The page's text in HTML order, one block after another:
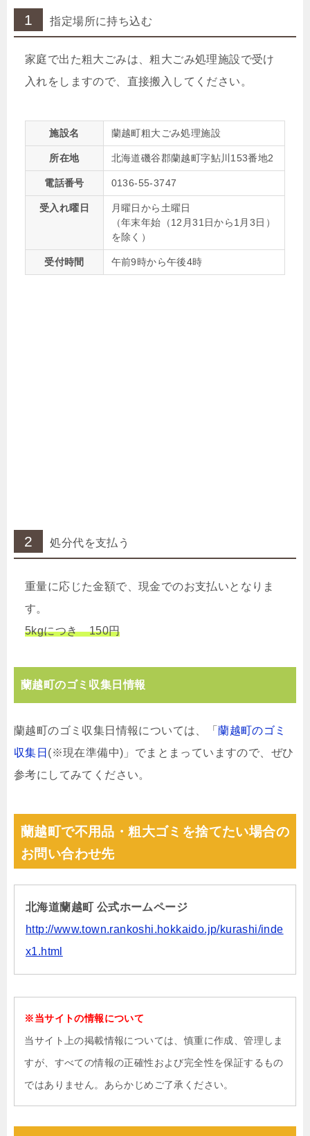
1 指定場所に持ち込む
家庭で出た粗大ごみは、粗大ごみ処理施設で受け
入れをしますので、直接搬入してください。
施設名 蘭越町粗大ごみ処理施設
所在地 北海道磯谷郡蘭越町字鮎川153番地2
電話番号 0136-55-3747
受入れ曜日
月曜日から土曜日
（年末年始（12月31日から1月3日）
を除く）
受付時間 午前9時から午後4時
2 処分代を支払う
重量に応じた金額で、現金でのお支払いとなりま
す。
5kgにつき 150円
蘭越町のゴミ収集日情報
蘭越町のゴミ収集日情報については、「蘭越町のゴミ
収集日 (※現在準備中)」でまとまっていますので、ぜひ
参考にしてみてください。
蘭越町で不用品・粗大ゴミを捨てたい場合の
お問い合わせ先
北海道蘭越町 公式ホームページ
http://www.town.rankoshi.hokkaido.jp/kurashi/inde
x1.html
※当サイトの情報について
当サイト上の掲載情報については、慎重に作成、管理しま
すが、すべての情報の正確性および完全性を保証するもの
ではありません。あらかじめご了承ください。